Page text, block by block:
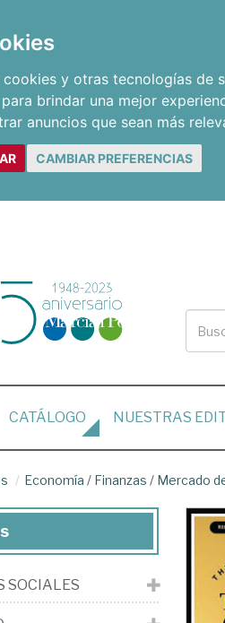
y otras tecnologías de
para brindar una mejor
anuncios que sean más
CAMBIAR PREFERENCIAS
CATÁLOGO NUESTRAS
Economía / Finanzas / Mercado
SOCIALES